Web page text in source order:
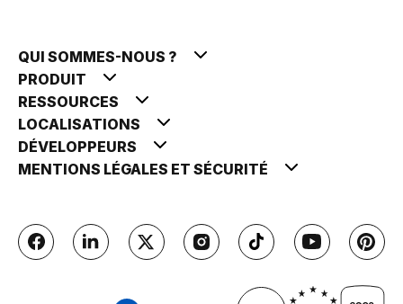
QUI SOMMES-NOUS ?
PRODUIT
RESSOURCES
LOCALISATIONS
DÉVELOPPEURS
MENTIONS LÉGALES ET SÉCURITÉ